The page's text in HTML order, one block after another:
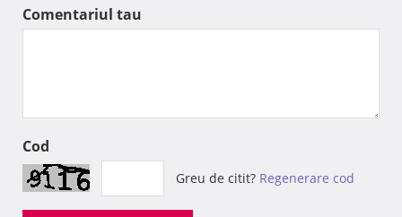
Comentariul tau
Cod
Greu de citit? Regenerare cod